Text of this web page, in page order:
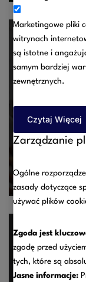
Stan epidemii
31.03.2020]
08/07/2025
rozporządzenie
ograniczeń,
stanu epidemii.
Wśród…
SUKCESJA
08/07/2025
Marketingowe pliki
witrynach
są istotne i
samym bardziej
zewnętrznych.
Czytaj Więcej
Zarządzanie
Ogólne
zasady dotyczące
używać plików
Zgoda jest
zgodę przed
tych, które są
Jasne informacje: